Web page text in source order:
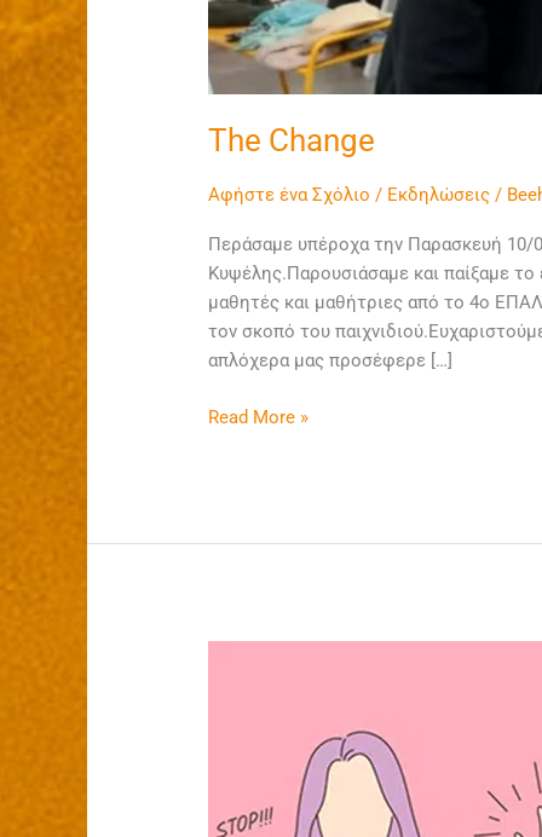
The Change
Αφήστε ένα Σχόλιο / Εκδηλώσεις /
Περάσαμε υπέροχα την Παρασκευή 10/
Κυψέλης.Παρουσιάσαμε και παίξαμε το
μαθητές και μαθήτριες από το 4ο
τον σκοπό του
απλόχερα μας προσέφερε […]
Read More »
βιωματικές